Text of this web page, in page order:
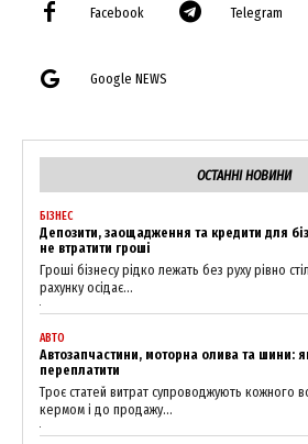
Facebook Telegram
Google NEWS
ОСТАННІ НОВИНИ
БІЗНЕС
Депозити, заощадження та кредити для
не втратити гроші
Гроші бізнесу рідко лежать без руху рівно
рахунку осідає...
АВТО
Автозапчастини, моторна олива та шини:
переплатити
Троє статей витрат супроводжують кожного
кермом і до продажу...